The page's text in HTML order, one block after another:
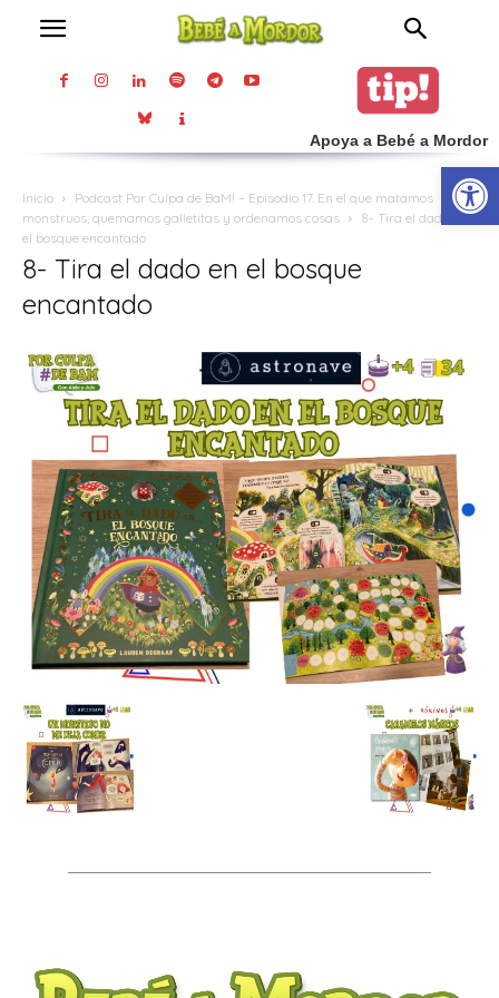
Apoya a Bebé a Mordor
Inicio
Podcast Por Culpa de BaM! – Episodio 17. En el que matamos
monstruos, quemamos galletitas y ordenamos cosas
8- Tira el dado en
el bosque encantado
8- Tira el dado en el bosque
encantado